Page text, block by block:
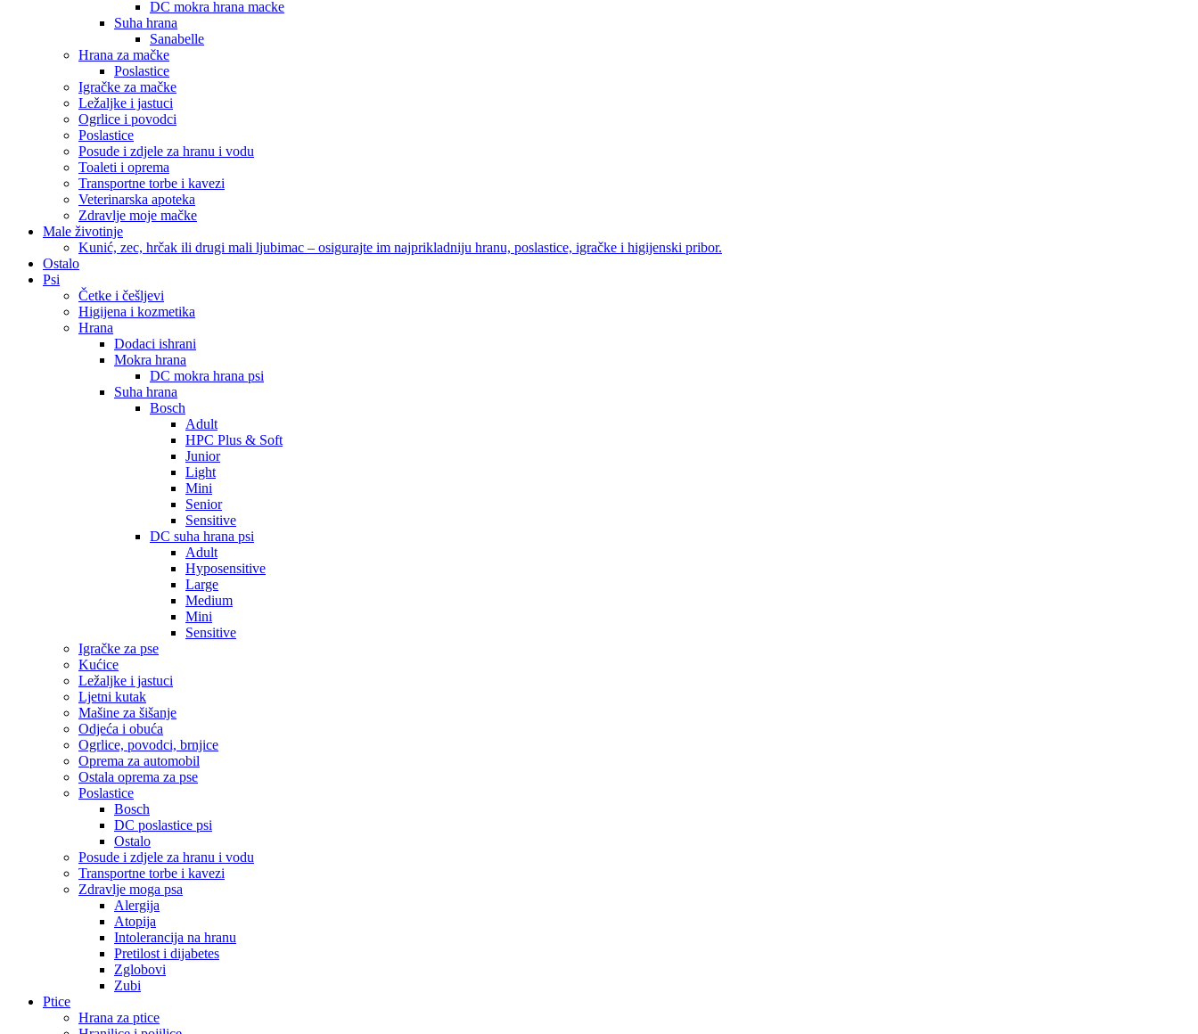
DC mokra hrana macke
Suha hrana
Sanabelle
Hrana za mačke
Poslastice
Igračke za mačke
Ležaljke i jastuci
Ogrlice i povodci
Poslastice
Posude i zdjele za hranu i vodu
Toaleti i oprema
Transportne torbe i kavezi
Veterinarska apoteka
Zdravlje moje mačke
Male životinje
Kunić, zec, hrčak ili drugi mali ljubimac – osigurajte im najprikladniju hranu, poslastice, igračke i higijenski pribor.
Ostalo
Psi
Četke i češljevi
Higijena i kozmetika
Hrana
Dodaci ishrani
Mokra hrana
DC mokra hrana psi
Suha hrana
Bosch
Adult
HPC Plus & Soft
Junior
Light
Mini
Senior
Sensitive
DC suha hrana psi
Adult
Hyposensitive
Large
Medium
Mini
Sensitive
Igračke za pse
Kućice
Ležaljke i jastuci
Ljetni kutak
Mašine za šišanje
Odjeća i obuća
Ogrlice, povodci, brnjice
Oprema za automobil
Ostala oprema za pse
Poslastice
Bosch
DC poslastice psi
Ostalo
Posude i zdjele za hranu i vodu
Transportne torbe i kavezi
Zdravlje moga psa
Alergija
Atopija
Intolerancija na hranu
Pretilost i dijabetes
Zglobovi
Zubi
Ptice
Hrana za ptice